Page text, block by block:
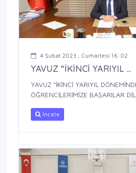
4 Şubat 2023 , Cumartesi 16:02
YAVUZ “İKİNCİ YARIYIL ...
YAVUZ “İKİNCİ YARIYIL
ÖĞRENCİLERİMİZE BAŞARILAR
İncele